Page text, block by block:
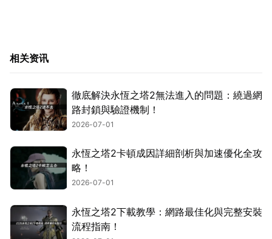
相关资讯
徹底解決永恆之塔2無法進入的問題：繞過網
路封鎖與驗證機制！
2026-07-01
永恆之塔2卡頓成因詳細剖析與加速優化全攻
略！
2026-07-01
永恆之塔2下載教學：網路最佳化與完整安裝
流程指南！